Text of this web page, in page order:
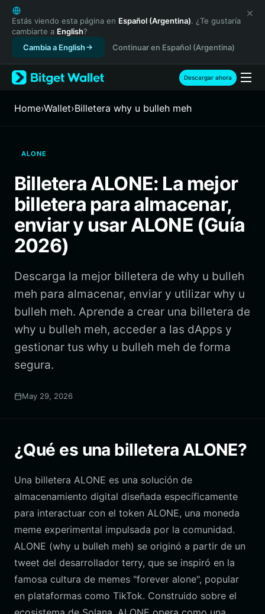
English
日本語
Tiếng Việt
Русский
Español (Latinoamérica)
Türkçe
Français
繁體中文
Bahasa Indonesia
ภาษาไทย
Español
Português (Brasil)
Estás viendo esta página en Español (Argentina). ¿Te gustaría
cambiarte a English?
Cambia a English
Continuar en Español (Argentina)
Descargar ahora
Home›Wallet›Billetera why u bulleh meh
ALONE
Billetera ALONE: La mejor
billetera para almacenar,
enviar y usar ALONE (Guía
2026)
Descarga la mejor billetera de why u bulleh
meh para almacenar, enviar y utilizar why u
bulleh meh. Aprende a crear una billetera de
why u bulleh meh, acceder a las dApps y
gestionar tus why u bulleh meh de forma
segura.
May 29, 2026
¿Qué es una billetera ALONE?
Una billetera ALONE es una solución de
almacenamiento digital diseñada específicamente
para interactuar con el token ALONE, una moneda
meme experimental impulsada por la comunidad.
ALONE (why u bulleh meh) se originó a partir de un
tweet del desarrollador terry, que se inspiró en la
famosa cultura de memes "forever alone", popular
en plataformas como TikTok. Construido sobre el